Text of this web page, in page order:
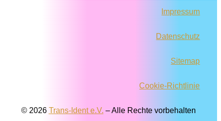
Impressum
Datenschutz
Sitemap
Cookie-Richtlinie
© 2026 Trans-Ident e.V. – Alle Rechte vorbehalten